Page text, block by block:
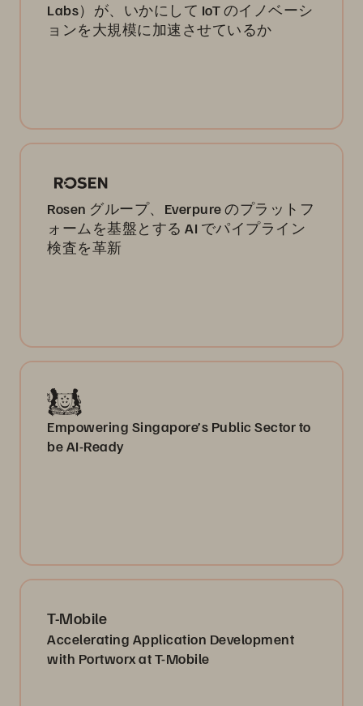
Labs）が、いかにして IoT のイノベーシ
ョンを大規模に加速させているか
Rosen グループ、Everpure のプラットフ
ォームを基盤とする AI でパイプライン
検査を革新
Empowering Singapore’s Public Sector to
be AI-Ready
T-Mobile
Accelerating Application Development
with Portworx at T-Mobile